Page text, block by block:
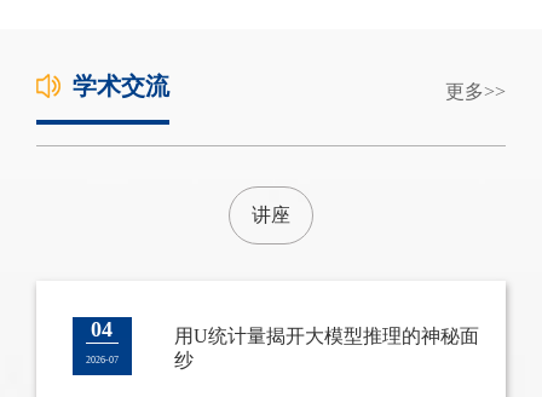
学术交流 更多
讲座
04
2026-07
用U统计量揭开大模型推理的神秘面
纱